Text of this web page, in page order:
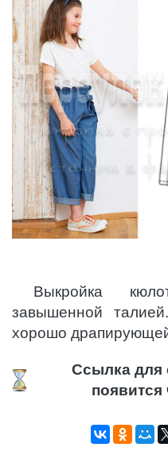
Выкройка
завышенной
хорошо
Ссылка для
появится